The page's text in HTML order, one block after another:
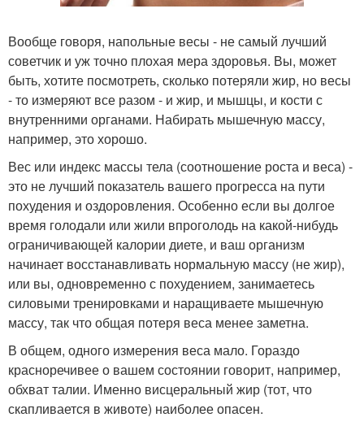
Вообще говоря, напольные весы - не самый лучший
советчик и уж точно плохая мера здоровья. Вы, может
быть, хотите посмотреть, сколько потеряли жир, но весы
- то измеряют все разом - и жир, и мышцы, и кости с
внутренними органами. Набирать мышечную массу,
например, это хорошо.
Вес или индекс массы тела (соотношение роста и веса) -
это не лучший показатель вашего прогресса на пути
похудения и оздоровления. Особенно если вы долгое
время голодали или жили впроголодь на какой-нибудь
ограничивающей калории диете, и ваш организм
начинает восстанавливать нормальную массу (не жир),
или вы, одновременно с похудением, занимаетесь
силовыми тренировками и наращиваете мышечную
массу, так что общая потеря веса менее заметна.
В общем, одного измерения веса мало. Гораздо
красноречивее о вашем состоянии говорит, например,
обхват талии. Именно висцеральный жир (тот, что
скапливается в животе) наиболее опасен.